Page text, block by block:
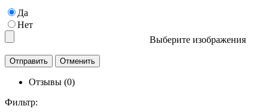
Да
Нет
Выберите изображения
Отзывы (0)
Фильтр: